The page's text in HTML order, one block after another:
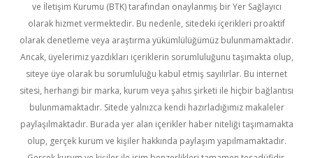
ve İletişim Kurumu (BTK) tarafından onaylanmış bir Yer Sağlayıcı
olarak hizmet vermektedir. Bu nedenle, sitedeki içerikleri proaktif
olarak denetleme veya araştırma yükümlülüğümüz bulunmamaktadır.
Ancak, üyelerimiz yazdıkları içeriklerin sorumluluğunu taşımakta olup,
siteye üye olarak bu sorumluluğu kabul etmiş sayılırlar. Bu internet
sitesi, herhangi bir marka, kurum veya şahıs şirketi ile hiçbir bağlantısı
bulunmamaktadır. Sitede yalnızca kendi hazırladığımız makaleler
paylaşılmaktadır. Burada yer alan içerikler haber niteliği taşımamakta
olup, gerçek kurum ve kişiler hakkında paylaşım yapılmamaktadır.